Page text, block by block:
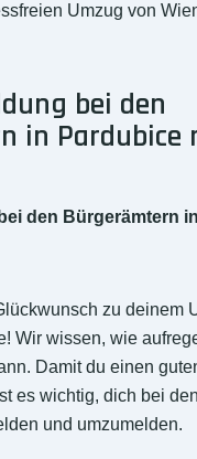
Umzug von
bei den
in Pardubice
den Bürgerämtern
zu deinem
Wir wissen, wie
Damit du einen
es wichtig, dich bei
und umzumelden.